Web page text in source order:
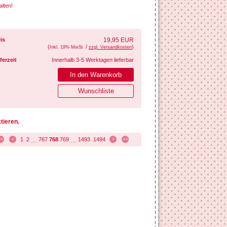
19,95 EUR
( Inkl. 19% MwSt / zzgl. Versandkosten)
Innerhalb 3-5 Werktagen lieferbar
< 1 2 … 767 768 769 … 1493 1494 > >>